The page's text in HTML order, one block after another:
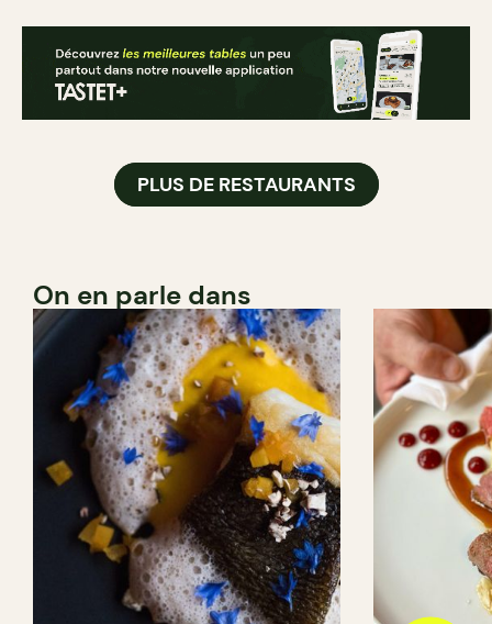
PLUS DE RESTAURANTS
On en parle dans